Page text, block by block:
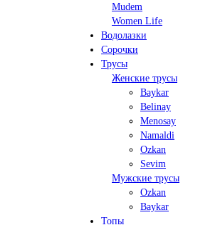
Mudem
Women Life
Водолазки
Сорочки
Трусы
Женские трусы
Baykar
Belinay
Menosay
Namaldi
Ozkan
Sevim
Мужские трусы
Ozkan
Baykar
Топы